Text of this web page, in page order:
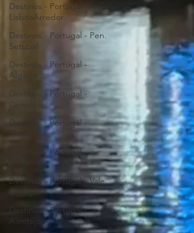
Destinos - Portugal -
LisboaArredor
Destinos - Portugal - Pen.
Setubal
Destinos - Portugal -
Algarve
Destinos - Portugal -
Centro
Destinos - Portugal -
Destinos - Portugal -
Destinos - Portugal - Vale
Destinos - Portugal -
Alentejo